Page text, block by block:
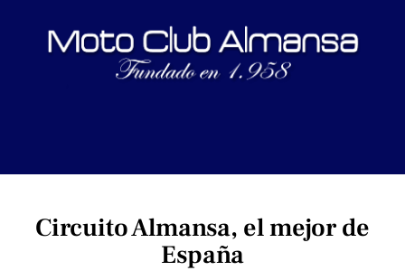
Circuito Almansa, el mejor de
España